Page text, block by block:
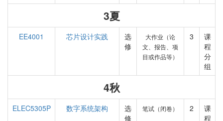
3夏
EE4001 芯片设计实践
选
修
大作业（论
文、报告、项
目或作品等）
3
课
程
分
组
4秋
ELEC5305P 数字系统架构
选
修
笔试（闭卷） 2
课
程